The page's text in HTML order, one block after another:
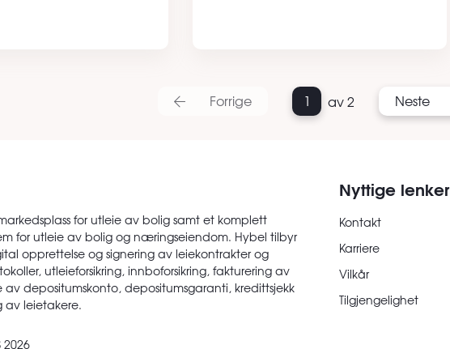
Forrige 1 av 2 Neste
for utleie av bolig samt et komplett
for utleie av bolig og næringseiendom. Hybel tilbyr
opprettelse og signering av leiekontrakter og
utleieforsikring, innboforsikring, fakturering av
av depositumskonto, depositumsgaranti, kredittsjekk
av leietakere.
Nyttige lenker
Kontakt
Karriere
Vilkår
Tilgjengelighet
2026